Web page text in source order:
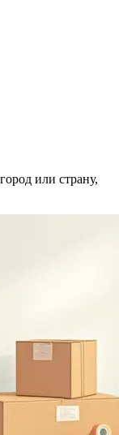
или страну,